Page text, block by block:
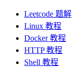
Leetcode 题解
Linux 教程
Docker 教程
HTTP 教程
Shell 教程